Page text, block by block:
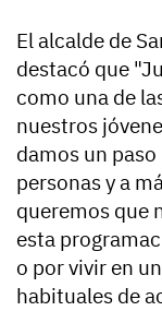
El alcalde de
destacó que
como una de
nuestros
damos un
personas y a
queremos que
esta
o por vivir en
habituales de